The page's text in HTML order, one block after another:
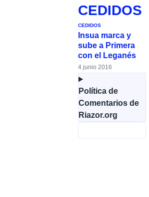
CEDIDOS
CEDIDOS
Insua marca y
sube a Primera
con el Leganés
4 junio 2016
Política de
Comentarios de
Riazor.org